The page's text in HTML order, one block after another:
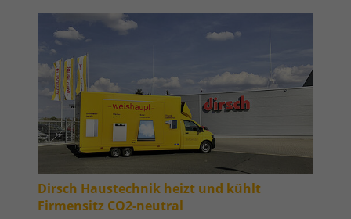
Dirsch Haustechnik heizt und kühlt
Firmensitz CO2-neutral